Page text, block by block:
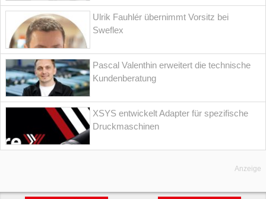
Ulrik Fauhlér übernimmt Vorsitz bei
Sweflex
Pascal Valenthin erweitert die technische
Kundenberatung
XSYS entwickelt Adapter für spezifische
Druckmaschinen
Anzeige